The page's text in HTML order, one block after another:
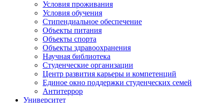
Условия проживания
Условия обучения
Стипендиальное обеспечение
Объекты питания
Объекты спорта
Объекты здравоохранения
Научная библиотека
Студенческие организации
Центр развития карьеры и компетенций
Единое окно поддержки студенческих семей
Антитеррор
Университет